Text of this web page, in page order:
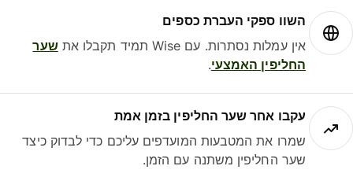
השוו ספקי העברת כספים
אין עמלות נסתרות. עם Wise תמיד תקבלו את
שער
החליפין האמצעי.
עקבו אחר שער החליפין בזמן אמת
שמרו את המטבעות המועדפים עליכם כדי לבדוק כיצד
שער החליפין משתנה עם הזמן.